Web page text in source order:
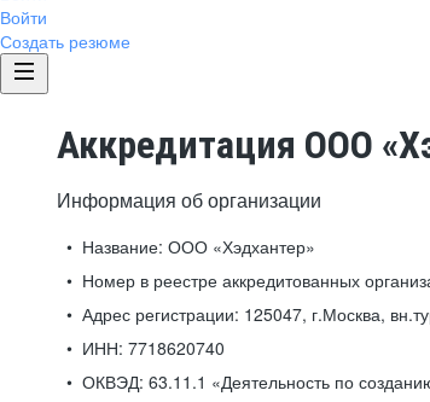
Войти
Создать резюме
Аккредитация ООО
Информация об организации
Название: ООО «Хэдхантер»
Номер в реестре аккредитованных
Адрес регистрации: 125047, г.Москва,
ИНН: 7718620740
ОКВЭД: 63.11.1 «Деятельность по